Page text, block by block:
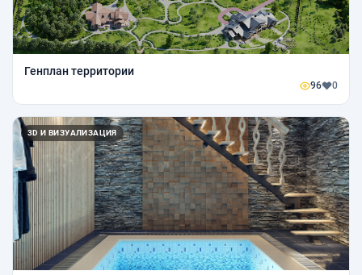
Генплан территории
96 0
3D И ВИЗУАЛИЗАЦИЯ